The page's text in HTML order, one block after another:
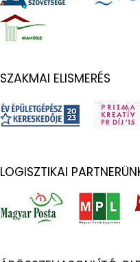
SZAKMAI ELISMERÉS
LOGISZTIKAI